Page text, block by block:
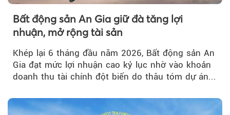
Bất động sản An Gia giữ đà tăng lợi
nhuận, mở rộng tài sản
Khép lại 6 tháng đầu năm 2026, Bất động sản An
Gia đạt mức lợi nhuận cao kỷ lục nhờ vào khoản
doanh thu tài chính đột biến do thâu tóm dự án...